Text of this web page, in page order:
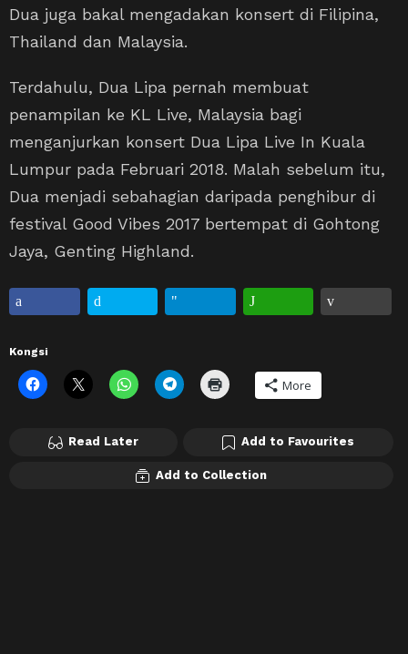
Dua juga bakal mengadakan konsert di Filipina,
Thailand dan Malaysia.
Terdahulu, Dua Lipa pernah membuat
penampilan ke KL Live, Malaysia bagi
menganjurkan konsert Dua Lipa Live In Kuala
Lumpur pada Februari 2018. Malah sebelum itu,
Dua menjadi sebahagian daripada penghibur di
festival Good Vibes 2017 bertempat di Gohtong
Jaya, Genting Highland.
Kongsi
More
Read Later Add to Favourites
Add to Collection